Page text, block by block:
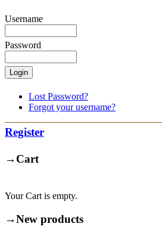
Username
Password
Lost Password?
Forgot your username?
Register
→ Cart
Your Cart is empty.
→New products